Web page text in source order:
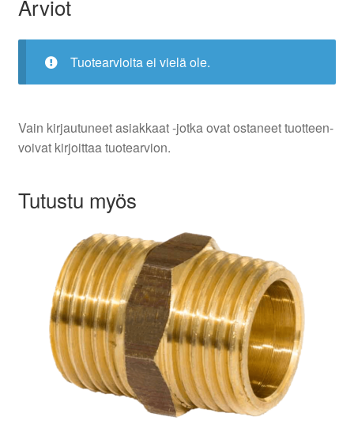
Arviot
Tuotearvioita ei vielä ole.
Vain kirjautuneet asiakkaat -jotka ovat ostaneet tuotteen-
voivat kirjoittaa tuotearvion.
Tutustu myös